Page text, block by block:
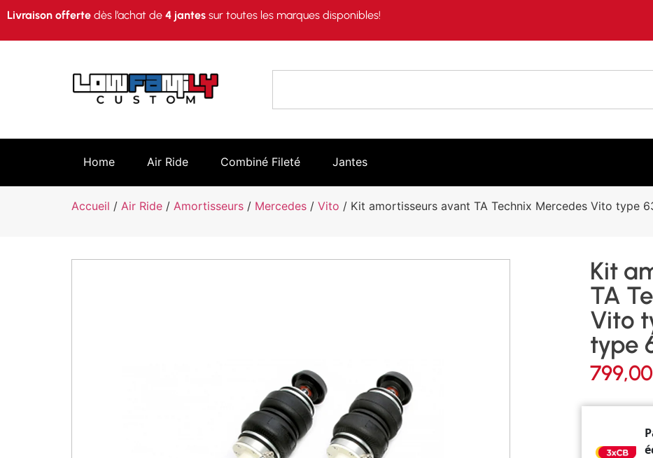
Livraison offerte dès l’achat de 4 jantes sur toutes les marques disponibles!
Home Air Ride Combiné Fileté Jantes
Accueil / Air Ride / Amortisseurs / Mercedes / Vito / Kit amortisseurs avant TA Technix Mercedes Vito type
Kit
TA
Vito
type
799,00